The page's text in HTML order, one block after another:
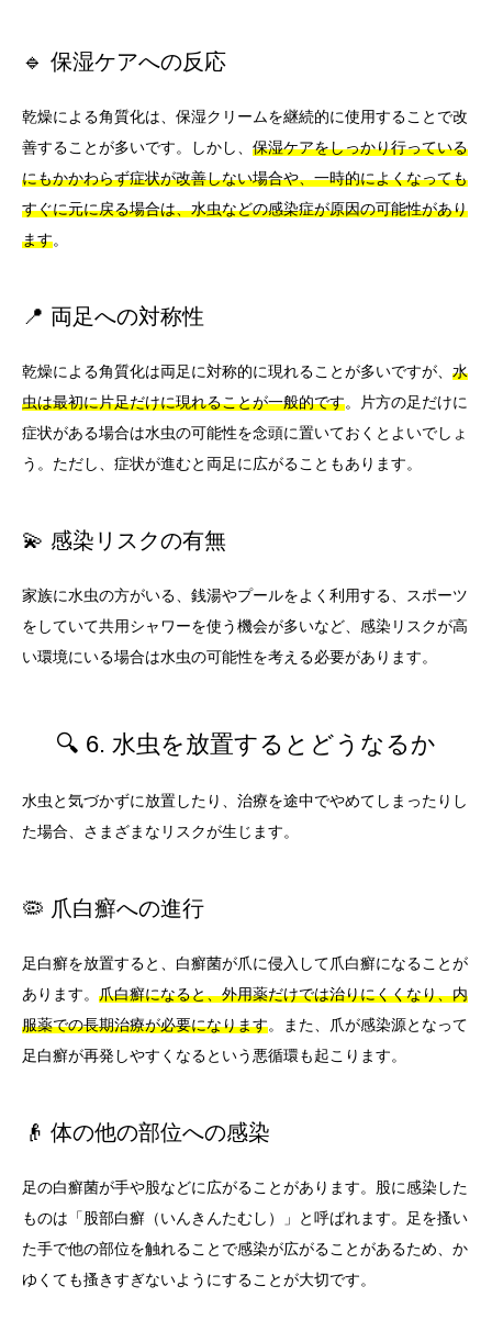
🔹 保湿ケアへの反応
乾燥による角質化は、保湿クリームを継続的に使用することで改
善することが多いです。しかし、 保湿ケアをしっかり行っている
にもかかわらず症状が改善しない場合や、一時的によくなっても
すぐに元に戻る場合は、水虫などの感染症が原因の可能性があり
ます。
📍 両足への対称性
乾燥による角質化は両足に対称的に現れることが多いですが、 水
虫は最初に片足だけに現れることが一般的です。片方の足だけに
症状がある場合は水虫の可能性を念頭に置いておくとよいでしょ
う。ただし、症状が進むと両足に広がることもあります。
💫 感染リスクの有無
家族に水虫の方がいる、銭湯やプールをよく利用する、スポーツ
をしていて共用シャワーを使う機会が多いなど、感染リスクが高
い環境にいる場合は水虫の可能性を考える必要があります。
🔍 6. 水虫を放置するとどうなるか
水虫と気づかずに放置したり、治療を途中でやめてしまったりし
た場合、さまざまなリスクが生じます。
🦠 爪白癬への進行
足白癬を放置すると、白癬菌が爪に侵入して爪白癬になることが
あります。 爪白癬になると、外用薬だけでは治りにくくなり、内
服薬での長期治療が必要になります。また、爪が感染源となって
足白癬が再発しやすくなるという悪循環も起こります。
👴 体の他の部位への感染
足の白癬菌が手や股などに広がることがあります。股に感染した
ものは「股部白癬（いんきんたむし）」と呼ばれます。足を搔い
た手で他の部位を触れることで感染が広がることがあるため、か
ゆくても搔きすぎないようにすることが大切です。